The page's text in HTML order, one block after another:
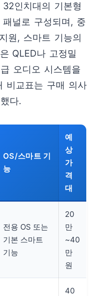
인치대의 기본형
널로 구성되며, 중
원, 스마트 기능의
QLED나 고정밀
오디오 시스템을
비교표는 구매 의사
다.
OS/스마트 기
능
예
상
가
격
대
전용 OS 또는
기본 스마트
기능
20
만
~40
만
원
40